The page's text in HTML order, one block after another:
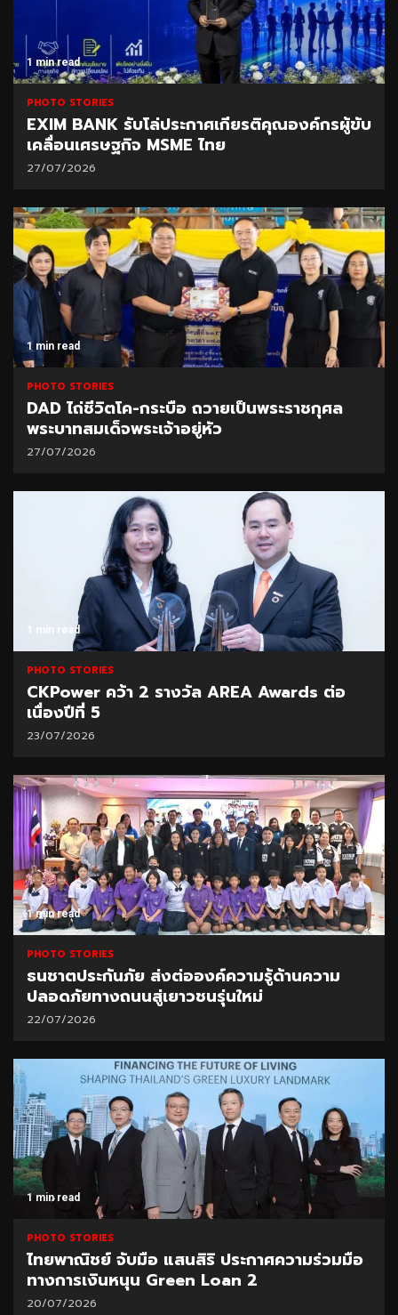
1 min read
PHOTO STORIES
EXIM BANK รับโล่ประกาศเกียรติคุณองค์กรผู้ขับ
เคลื่อนเศรษฐกิจ MSME ไทย
27/07/2026
1 min read
PHOTO STORIES
DAD ไถ่ชีวิตโค-กระบือ ถวายเป็นพระราชกุศล
พระบาทสมเด็จพระเจ้าอยู่หัว
27/07/2026
1 min read
PHOTO STORIES
CKPower คว้า 2 รางวัล AREA Awards ต่อ
เนื่องปีที่ 5
23/07/2026
1 min read
PHOTO STORIES
ธนชาตประกันภัย ส่งต่อองค์ความรู้ด้านความ
ปลอดภัยทางถนนสู่เยาวชนรุ่นใหม่
22/07/2026
1 min read
PHOTO STORIES
ไทยพาณิชย์ จับมือ แสนสิริ ประกาศความร่วมมือ
ทางการเงินหนุน Green Loan 2
20/07/2026